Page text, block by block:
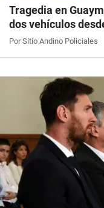
Tragedia en
dos vehículos
Por Sitio Andino Policiales